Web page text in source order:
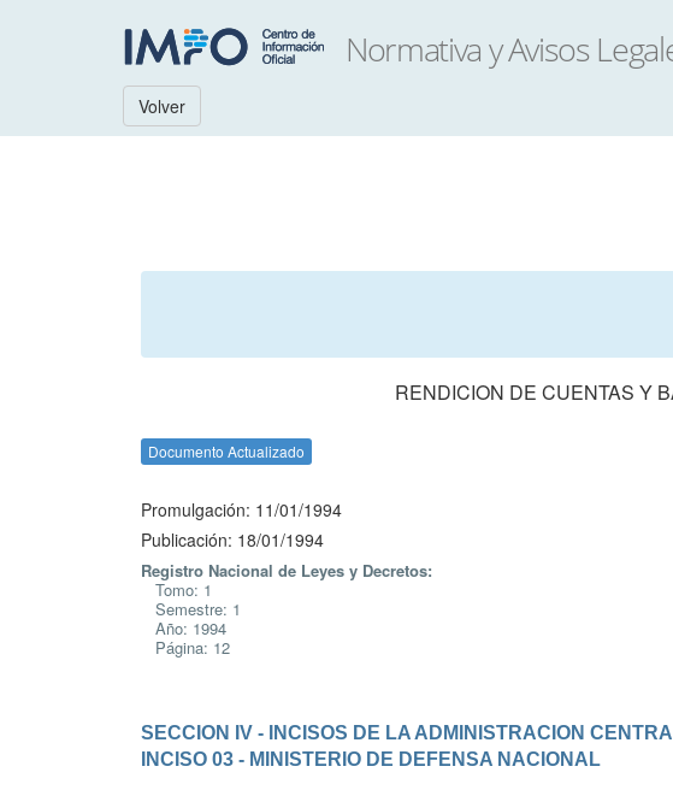
Volver
RENDICION DE CUENTAS Y
Documento Actualizado
Promulgación: 11/01/1994
Publicación: 18/01/1994
Registro Nacional de Leyes y Decretos:
Tomo: 1
Semestre: 1
Año: 1994
Página: 12
SECCION IV - INCISOS DE LA ADMINISTRACION
INCISO 03 - MINISTERIO DE DEFENSA NACIONAL